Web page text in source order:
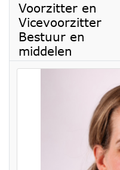
Voorzitter en
Vicevoorzitter
Bestuur en
middelen